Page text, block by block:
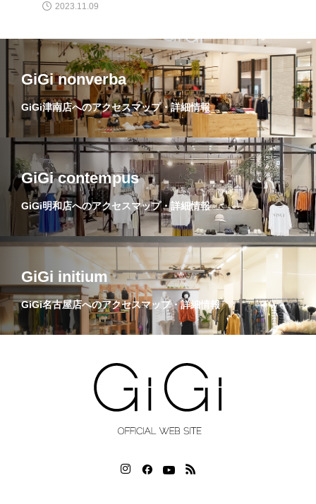
2023.11.09
GiGi nonverba
GiGi津南店へのアクセスマップ・詳細情報
GiGi contempus
GiGi明和店へのアクセスマップ・詳細情報
GiGi initium
GiGi名古屋店へのアクセスマップ・詳細情報